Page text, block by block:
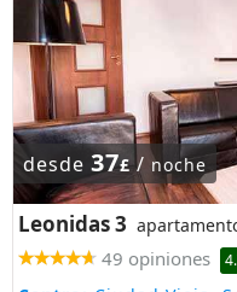
desde 37£/ noche
Leonidas 3
49 opiniones